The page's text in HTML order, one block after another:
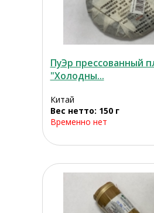
ПуЭр прессованный
"Холодны...
Китай
Вес нетто: 150 г
Временно нет